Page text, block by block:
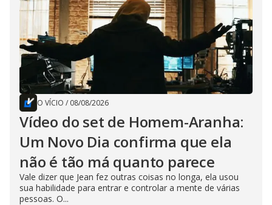
O VÍCIO / 08/08/2026
Vídeo do set de Homem-Aranha:
Um Novo Dia confirma que ela
não é tão má quanto parece
Vale dizer que Jean fez outras coisas no longa, ela usou
sua habilidade para entrar e controlar a mente de várias
pessoas. O...